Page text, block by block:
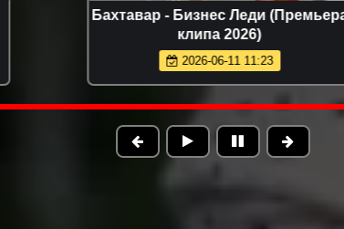
Бахтавар - Бизнес Леди (Премьера
клипа 2026)
2026-06-11 11:23